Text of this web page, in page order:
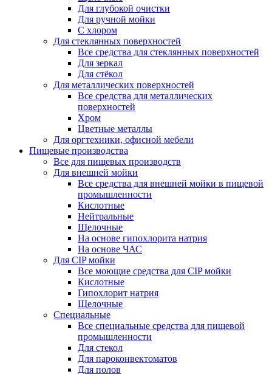
Для глубокой очистки
Для ручной мойки
С хлором
Для стеклянных поверхностей
Все средства для стеклянных поверхностей
Для зеркал
Для стёкол
Для металлических поверхностей
Все средства для металлических
поверхностей
Хром
Цветные металлы
Для оргтехники, офисной мебели
Пищевые производства
Все для пищевых производств
Для внешней мойки
Все средства для внешней мойки в пищевой
промышленности
Кислотные
Нейтральные
Щелочные
На основе гипохлорита натрия
На основе ЧАС
Для CIP мойки
Все моющие средства для CIP мойки
Кислотные
Гипохлорит натрия
Щелочные
Специальные
Все специальные средства для пищевой
промышленности
Для стекол
Для пароконвектоматов
Для полов